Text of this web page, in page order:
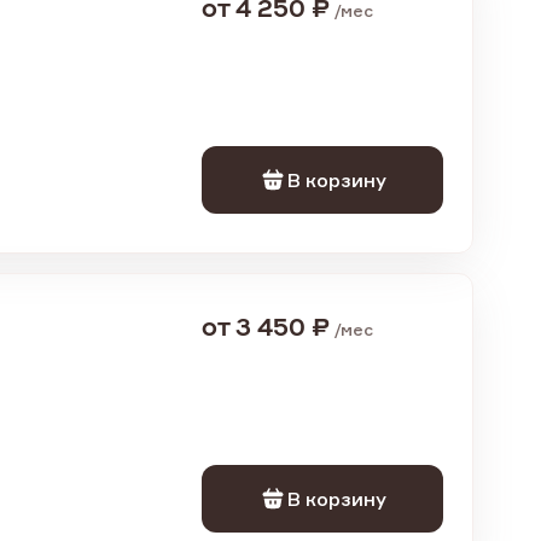
В корзину
от 4 250 ₽ /мес
В корзину
от 3 450 ₽ /мес